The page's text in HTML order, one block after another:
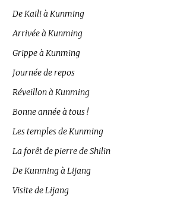
De Kaili à Kunming
Arrivée à Kunming
Grippe à Kunming
Journée de repos
Réveillon à Kunming
Bonne année à tous !
Les temples de Kunming
La forêt de pierre de Shilin
De Kunming à Lijang
Visite de Lijang